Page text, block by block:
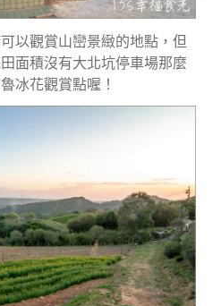
以觀賞山巒景緻的地點，但
面積沒有大北坑停車場那麼
冰花觀賞點喔！